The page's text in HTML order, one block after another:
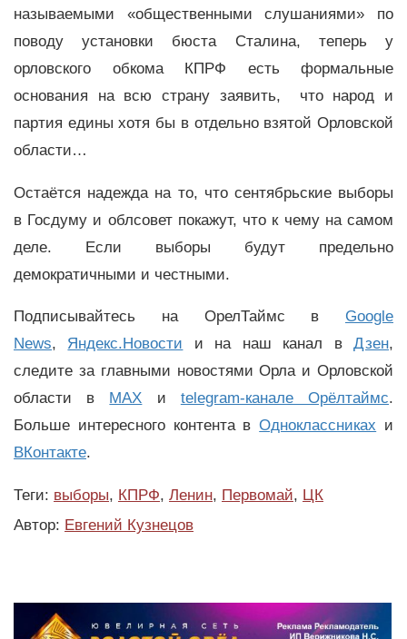
называемыми «общественными слушаниями» по
поводу установки бюста Сталина, теперь у
орловского обкома КПРФ есть формальные
основания на всю страну заявить, что народ и
партия едины хотя бы в отдельно взятой Орловской
области…
Остаётся надежда на то, что сентябрьские выборы
в Госдуму и облсовет покажут, что к чему на самом
деле. Если выборы будут предельно
демократичными и честными.
Подписывайтесь на ОрелТаймс в Google
News, Яндекс.Новости и на наш канал вДзен,
следите за главными новостями Орла и Орловской
области в MAX и telegram-канале Орёлтаймс.
Больше интересного контента вОдноклассниках и
ВКонтакте.
Теги: выборы, КПРФ, Ленин, Первомай, ЦК
Автор: Евгений Кузнецов